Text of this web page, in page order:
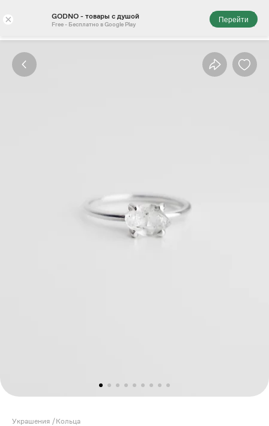
× GODNO - товары с душой
Free - Бесплатно в Google Play
Перейти
Украшения /Кольца